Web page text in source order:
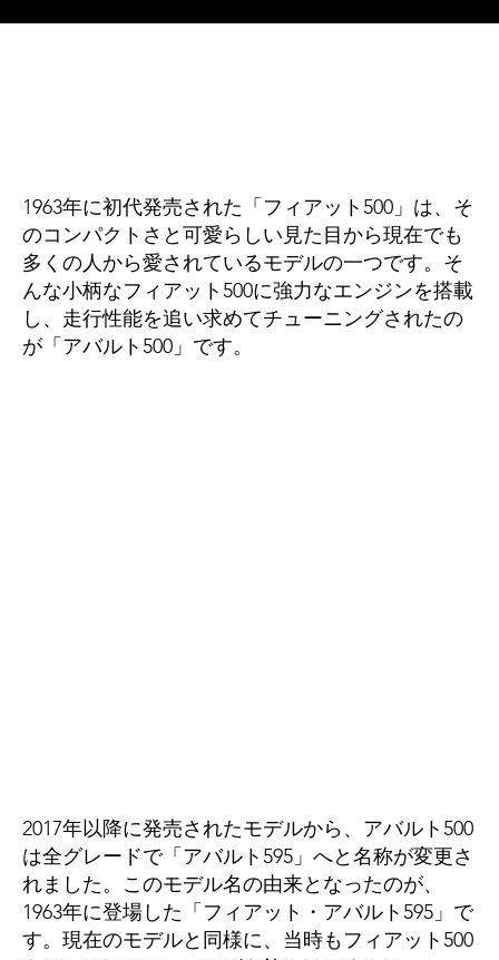
1963年に初代発売された「フィアット500」は、そ
のコンパクトさと可愛らしい見た目から現在でも
多くの人から愛されているモデルの一つです。そ
んな小柄なフィアット500に強力なエンジンを搭載
し、走行性能を追い求めてチューニングされたの
が「アバルト500」です。
2017年以降に発売されたモデルから、アバルト500
は全グレードで「アバルト595」へと名称が変更さ
れました。このモデル名の由来となったのが、
1963年に登場した「フィアット・アバルト595」で
す。現在のモデルと同様に、当時もフィアット500